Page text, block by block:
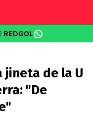
REDGOL
jineta de la U
"De